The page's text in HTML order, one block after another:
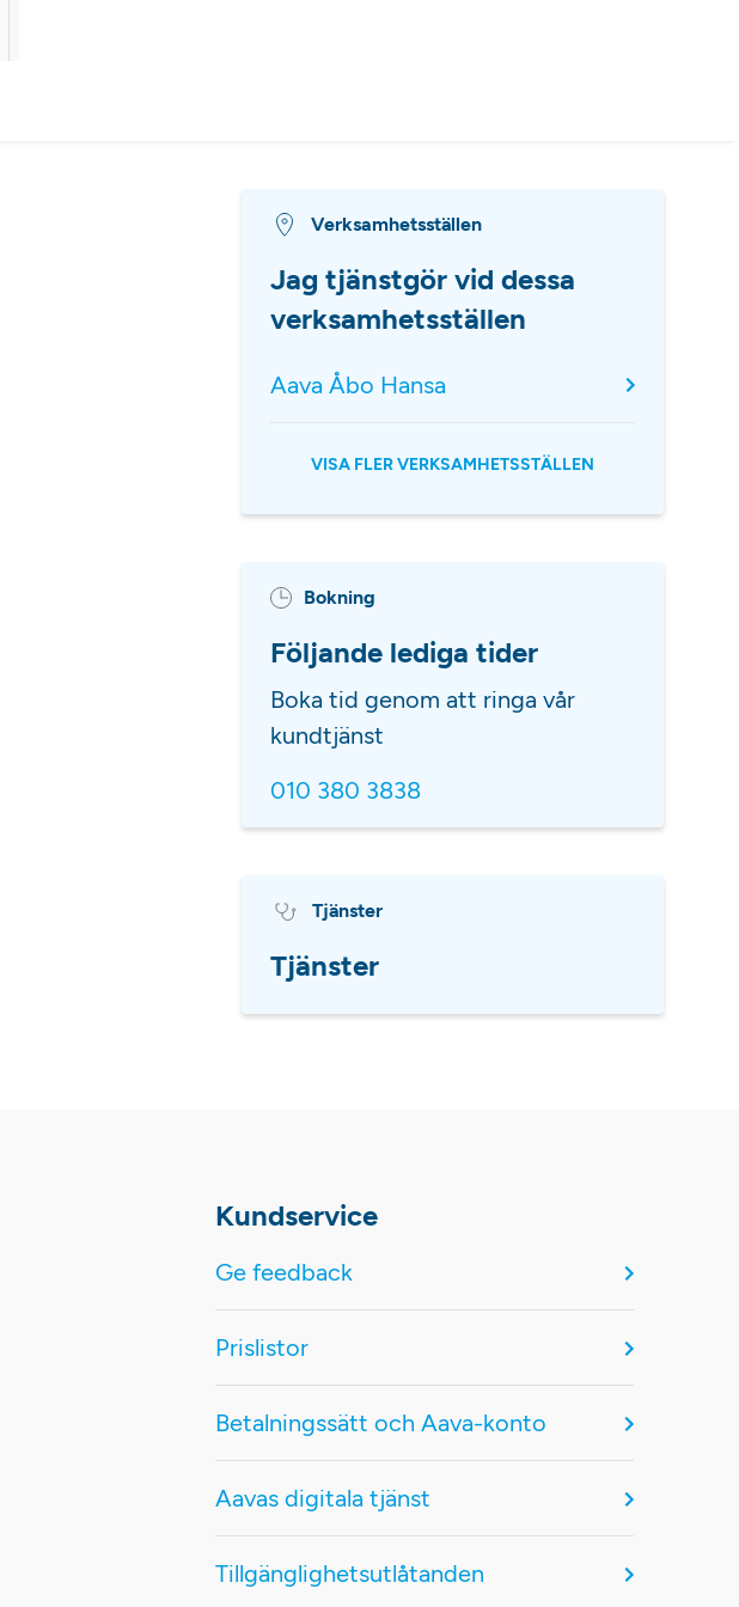
Verksamhetsställen
Jag tjänstgör vid dessa
verksamhetsställen
Aava Åbo Hansa
VISA FLER VERKSAMHETSSTÄLLEN
Bokning
Följande lediga tider
Boka tid genom att ringa vår
kundtjänst
010 380 3838
Tjänster
Tjänster
Kundservice
Ge feedback
Prislistor
Betalningssätt och Aava-konto
Aavas digitala tjänst
Tillgänglighetsutlåtanden